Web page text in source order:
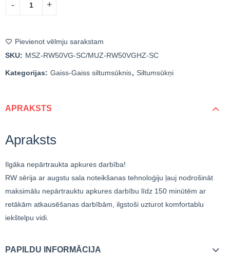
Pievienot vēlmju sarakstam
SKU: MSZ-RW50VG-SC/MUZ-RW50VGHZ-SC
Kategorijas: Gaiss-Gaiss siltumsūknis, Siltumsūkņi
APRAKSTS
Apraksts
Ilgāka nepārtraukta apkures darbība!
RW sērija ar augstu sala noteikšanas tehnoloģiju ļauj nodrošināt
maksimālu nepārtrauktu apkures darbību līdz 150 minūtēm ar
retākām atkausēšanas darbībām, ilgstoši uzturot komfortablu
iekštelpu vidi.
PAPILDU INFORMĀCIJA